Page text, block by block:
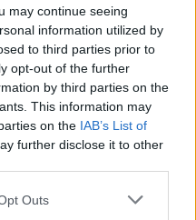
may continue seeing
information utilized by
to third parties prior to
opt-out of the further
by third parties on the
This information may
on the IAB’s List of
further disclose it to other
uses one or more Google
Outs
#